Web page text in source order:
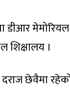
डीआर मेमोरियल
शिक्षालय ।
छेवैमा